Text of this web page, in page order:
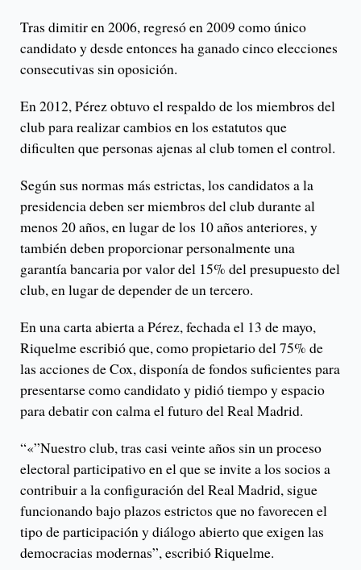
Tras dimitir en 2006, regresó en 2009 como único
candidato y desde entonces ha ganado cinco elecciones
consecutivas sin oposición.
En 2012, Pérez obtuvo el respaldo de los miembros del
club para realizar cambios en los estatutos que
dificulten que personas ajenas al club tomen el control.
Según sus normas más estrictas, los candidatos a la
presidencia deben ser miembros del club durante al
menos 20 años, en lugar de los 10 años anteriores, y
también deben proporcionar personalmente una
garantía bancaria por valor del 15% del presupuesto del
club, en lugar de depender de un tercero.
En una carta abierta a Pérez, fechada el 13 de mayo,
Riquelme escribió que, como propietario del 75% de
las acciones de Cox, disponía de fondos suficientes para
presentarse como candidato y pidió tiempo y espacio
para debatir con calma el futuro del Real Madrid.
“«”Nuestro club, tras casi veinte años sin un proceso
electoral participativo en el que se invite a los socios a
contribuir a la configuración del Real Madrid, sigue
funcionando bajo plazos estrictos que no favorecen el
tipo de participación y diálogo abierto que exigen las
democracias modernas”, escribió Riquelme.